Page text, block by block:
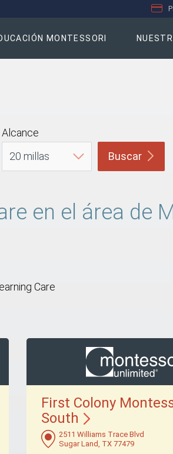
MONTESSORI
Alcance
Buscar
en el área de
Care
First Colony
South
2511 Williams Trace Blvd
Sugar Land, TX 77479